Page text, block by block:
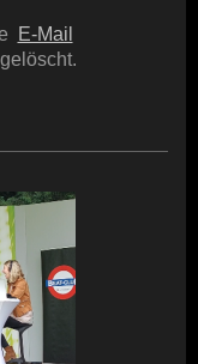
E-Mail